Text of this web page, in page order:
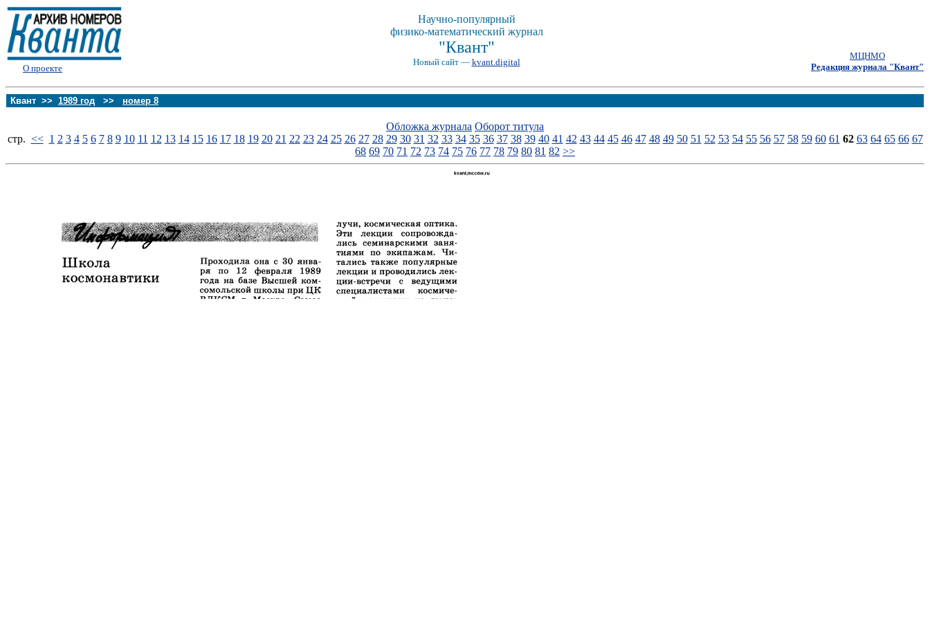
О проекте
Научно-популярный
физико-математический журнал
"Квант"
Новый сайт — kvant.digital
МЦНМО
Редакция журнала "Квант"
Квант >> 1989 год >> номер 8
Обложка журнала Оборот титула
стp. << 1 2 3 4 5 6 7 8 9 10 11 12 13 14 15 16 17 18 19 20 21 22 23 24 25 26 27 28 29 30 31 32 33 34 35 36 37 38 39 40 41 42 43 44 45 46 47 48 49 50 51 52 53 54 55 56 57 58 59 60 61 62 63 64 65 66 67
68 69 70 71 72 73 74 75 76 77 78 79 80 81 82 >>